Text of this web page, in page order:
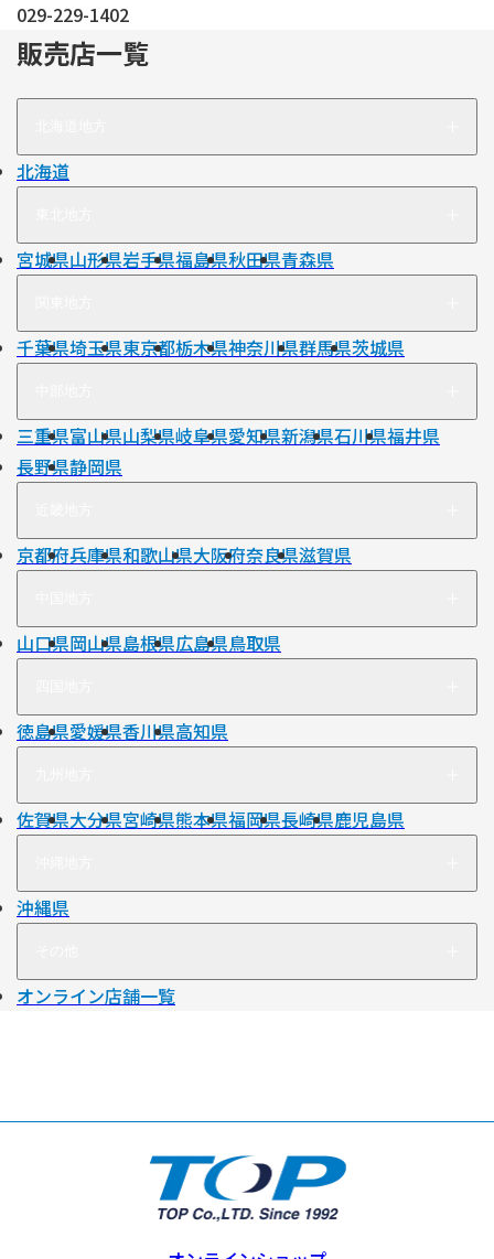
029-229-1402
販売店一覧
北海道
宮城県山形県岩手県福島県秋田県青森県
千葉県埼玉県東京都栃木県神奈川県群馬県茨城県
三重県富山県山梨県岐阜県愛知県新潟県石川県福井県
長野県静岡県
京都府兵庫県和歌山県大阪府奈良県滋賀県
山口県岡山県島根県広島県鳥取県
徳島県愛媛県香川県高知県
佐賀県大分県宮崎県熊本県福岡県長崎県鹿児島県
沖縄県
オンライン店舗一覧